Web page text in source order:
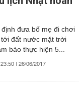
đưa bố mẹ đi chơi
đất nước mặt trời
bảo thực hiện 5...
23:50 | 26/06/2017